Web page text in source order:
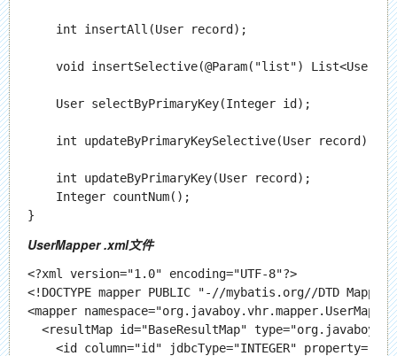
    int insertAll(User record);
void insertSelective(@Param("list") List<User>
    User selectByPrimaryKey(Integer id);
    int updateByPrimaryKeySelective(User record);
    int updateByPrimaryKey(User record);
    Integer countNum();
UserMapper .xml文件
<?xml version="1.0" encoding="UTF-8"?>
<!DOCTYPE mapper PUBLIC "-//mybatis.org//DTD
<mapper
<resultMap id="BaseResultMap"
<id column="id" jdbcType="INTEGER"